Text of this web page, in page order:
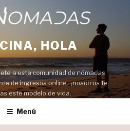
HOLA
a esta comunidad de nómadas
de ingresos online.. ¡nosotros te
este modelo de vida.
Menú